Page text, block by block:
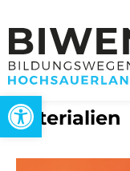
Werkzeugleiste öffnen
Materialien